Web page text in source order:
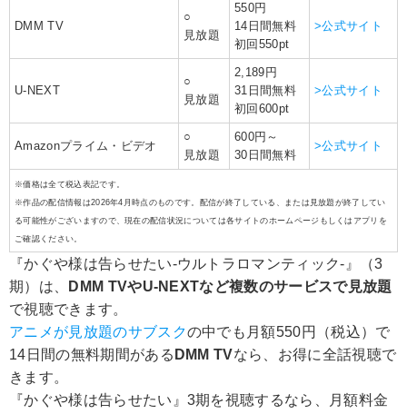
DMM TV
○
見放題
550円
14日間無料
初回550pt
>公式サイト
U-NEXT
○
見放題
2,189円
31日間無料
初回600pt
>公式サイト
Amazonプライム・ビデオ
○
見放題
600円～
30日間無料
>公式サイト
※価格は全て税込表記です。
※作品の配信情報は2026年4月時点のものです。配信が終了している、または見放題が終了してい
る可能性がございますので、現在の配信状況については各サイトのホームページもしくはアプリを
ご確認ください。
『かぐや様は告らせたい-ウルトラロマンティック-』（3
期）は、
DMM TVやU-NEXTなど複数のサービスで見放題
で視聴できます。
アニメが見放題のサブスクの中でも月額550円（税込）で
14日間の無料期間がある DMM TVなら、お得に全話視聴で
きます。
『かぐや様は告らせたい』3期を視聴するなら、月額料金